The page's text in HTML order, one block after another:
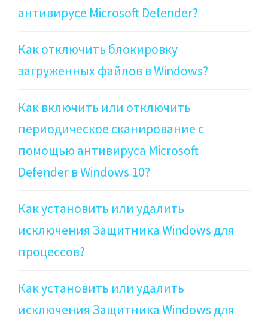
антивирусе Microsoft Defender?
Как отключить блокировку
загруженных файлов в Windows?
Как включить или отключить
периодическое сканирование с
помощью антивируса Microsoft
Defender в Windows 10?
Как установить или удалить
исключения Защитника Windows для
процессов?
Как установить или удалить
исключения Защитника Windows для